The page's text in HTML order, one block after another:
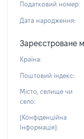
Податковий номер:
Дата народження:
Зареєстроване
Країна:
Поштовий індекс:
Місто, селище чи
село:
[Конфіденційна
Інформація]: